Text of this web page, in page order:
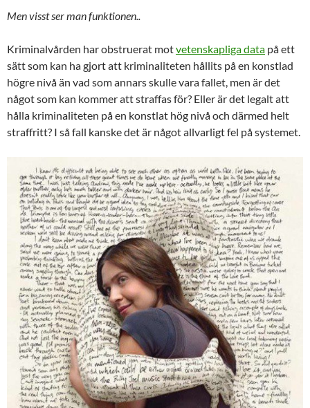
Men visst ser man funktionen..
Kriminalvården har obstruerat motvetenskapliga data på ett
sätt som kan ha gjort att kriminaliteten hållits på en konstlad
högre nivå än vad som annars skulle vara fallet, men är det
något som kan kommer att straffas för? Eller är det legalt att
hålla kriminaliteten på en konstlat hög nivå och därmed helt
straffritt? I så fall kanske det är något allvarligt fel på systemet.